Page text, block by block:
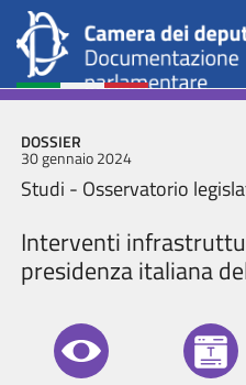
DOSSIER
30 gennaio 2024
Studi - Osservatorio
Interventi
presidenza italiana